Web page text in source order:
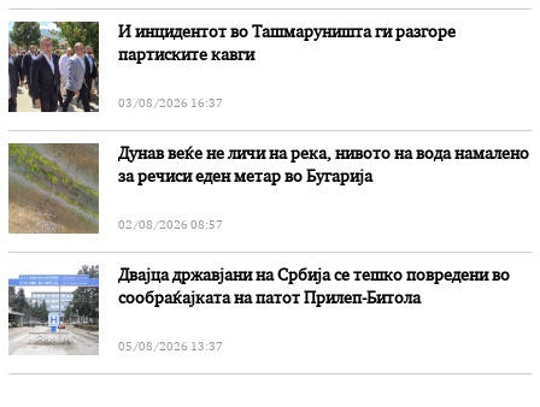
И инцидентот во Ташмаруништa ги разгоре
партиските кавги
03/08/2026 16:37
Дунав веќе не личи на река, нивото на вода намалено
за речиси еден метар во Бугарија
02/08/2026 08:57
Двајца државјани на Србија се тешко повредени во
сообраќајката на патот Прилеп-Битола
05/08/2026 13:37